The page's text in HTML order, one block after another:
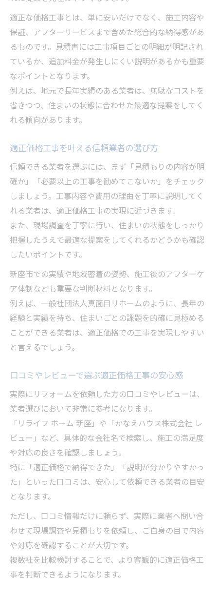
適正な価格工事とは、単に安いだけでなく、施工内容や
保証、アフターサービスまで含めた総合的な納得感があ
るものです。見積書には工事項目ごとの明細が明記され
ているか、追加料金が発生しにくい説明があるかも重要
なポイントとなります。
例えば、地元で長年実績のある業者は、無駄なコストを
省きつつ、住まいの状態に合わせた最適な提案をしてく
れる傾向があります。
適正価格工事を叶える信頼業者の選び方
信頼できる業者を選ぶには、まず「見積もりの内容が明
確か」「必要以上の工事を勧めてこないか」をチェック
しましょう。工事内容や費用の理由を丁寧に説明してく
れる業者は、適正価格工事の実現に近づきます。
また、現場調査を丁寧に行い、住まいの状態をしっかり
把握したうえで最適な提案をしてくれるかどうかも確認
したいポイントです。
新座市での実績や地域密着の姿勢、施工後のアフターケ
ア体制なども重要な判断材料となります。
例えば、一般社団法人真面目リホームのように、長年の
経験と実績を持ち、住まいごとの課題を的確に見極める
ことができる業者は、適正価格での工事を実現しやすい
と言えるでしょう。
口コミやレビューで選ぶ適正価格工事の安心感
実際にリフォームを依頼した方の口コミやレビューは、
業者選びにおいて非常に参考になります。
「リライフ ホーム 新座」や「かなえハウス株式会社 レ
ビュー」など、具体的な会社名で検索し、施工の満足度
や対応の良さを確認しましょう。
特に「適正価格で納得できた」「説明が分かりやすかっ
た」といった口コミは、安心して依頼できる業者の目安
となります。
ただし、口コミ情報だけに頼らず、実際に業者へ問い合
わせて現場調査や見積もりを依頼し、ご自身の目で内容
や対応を確認することが大切です。
複数社を比較検討することで、より客観的に適正価格工
事を判断できるようになります。